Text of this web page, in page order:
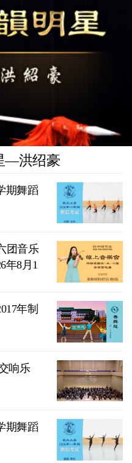
—洪绍豪
期舞蹈
团音乐
年8月1
年制
响乐
期舞蹈